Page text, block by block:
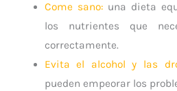
Come sano: una dieta
los nutrientes que
correctamente.
Evita el alcohol y las
pueden empeorar los